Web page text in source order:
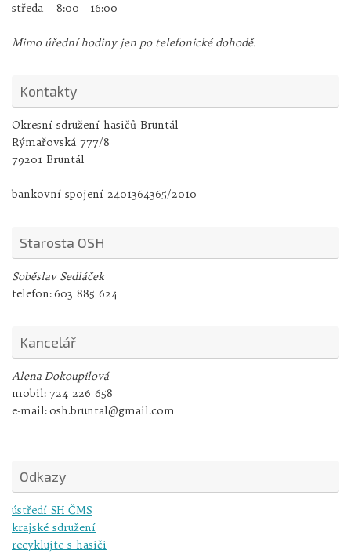
středa
8:00 - 16:00
Mimo úřední hodiny jen po telefonické dohodě.
Kontakty
Okresní sdružení hasičů Bruntál
Rýmařovská 777/8
79201 Bruntál
bankovní spojení 2401364365/2010
Starosta OSH
Soběslav Sedláček
telefon:603 885 624
Kancelář
Alena Dokoupilová
mobil: 724 226 658
e-mail:osh.bruntal@gmail.com
Odkazy
ústředí SH ČMS
krajské sdružení
recyklujte s hasiči